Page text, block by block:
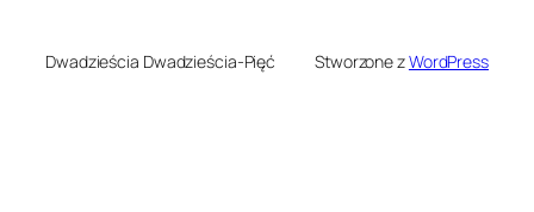
Dwadzieścia Dwadzieścia-Pięć Stworzone zWordPress